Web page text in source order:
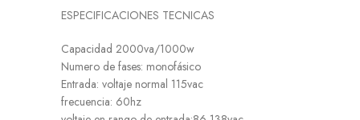
ESPECIFICACIONES TECNICAS
Capacidad 2000va/1000w
Numero de fases: monofásico
Entrada: voltaje normal 115vac
frecuencia: 60hz